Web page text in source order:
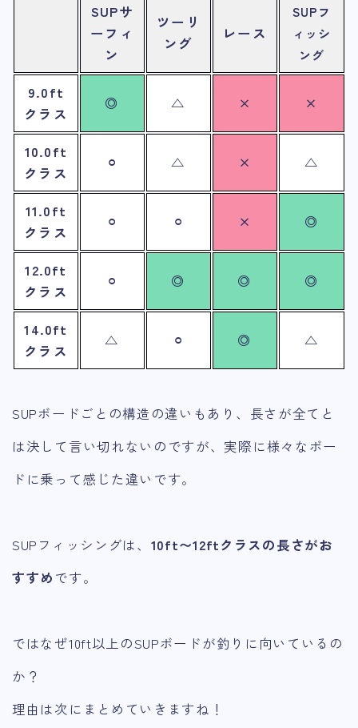
SUPサ
ーフィ
ン
ツーリ
ング
レース
SUPフ
ィッシ
ング
9.0ft
クラス
◎ △ × ×
10.0ft
クラス
⚪︎ △ × △
11.0ft
クラス
⚪︎ ⚪︎ × ◎
12.0ft
クラス
⚪︎ ◎ ◎ ◎
14.0ft
クラス
△ ⚪︎ ◎ △
SUPボードごとの構造の違いもあり、長さが全てと
は決して言い切れないのですが、実際に様々なボー
ドに乗って感じた違いです。
SUPフィッシングは、 10ft〜12ftクラスの長さがお
すすめ です。
ではなぜ10ft以上のSUPボードが釣りに向いているの
か？
理由は次にまとめていきますね！